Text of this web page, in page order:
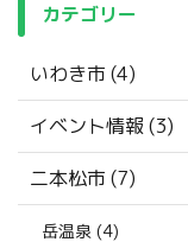
カテゴリー
いわき市 (4)
イベント情報 (3)
二本松市 (7)
岳温泉 (4)